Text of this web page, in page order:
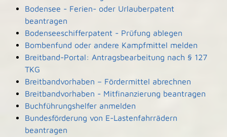
Bodensee - Ferien- oder Urlauberpatent
beantragen
Bodenseeschifferpatent - Prüfung ablegen
Bombenfund oder andere Kampfmittel melden
Breitband-Portal: Antragsbearbeitung nach § 127
TKG
Breitbandvorhaben – Fördermittel abrechnen
Breitbandvorhaben - Mitfinanzierung beantragen
Buchführungshelfer anmelden
Bundesförderung von E-Lastenfahrrädern
beantragen